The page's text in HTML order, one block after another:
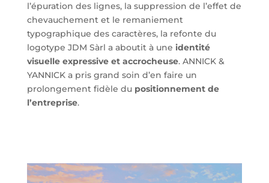
l’épuration des lignes, la suppression de l’effet de
chevauchement et le remaniement
typographique des caractères, la refonte du
logotype JDM Sàrl a aboutit à une identité
visuelle expressive et accrocheuse. ANNICK &
YANNICK a pris grand soin d’en faire un
prolongement fidèle du positionnement de
l’entreprise.